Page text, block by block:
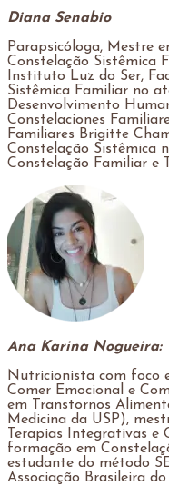
Diana Senabio
Parapsicóloga, Mestre
Constelação Sistêmica
Instituto Luz do Ser,
Sistêmica Familiar no
Desenvolvimento
Constelaciones
Familiares Brigitte
Constelação Sistêmica
Constelação Familiar e
Ana Karina Nogueira:
Nutricionista com foco
Comer Emocional e
em Transtornos
Medicina da USP),
Terapias Integrativas e
formação em
estudante do método
Associação Brasileira